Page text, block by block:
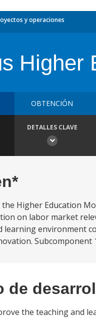
y operaciones
Higher
OBTENCIÓN
DETALLES CLAVE
Higher Education
on labor market
learning environment
Subcomponent
de
the teaching and